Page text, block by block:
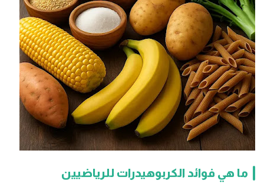
ما هي فوائد الكربوهيدرات للرياضيين